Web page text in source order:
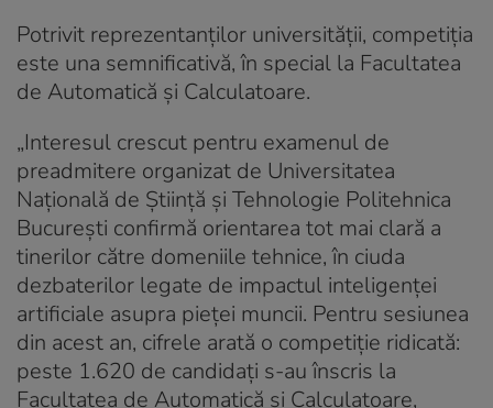
Potrivit reprezentanților universității, competiția
este una semnificativă, în special la Facultatea
de Automatică și Calculatoare.
„Interesul crescut pentru examenul de
preadmitere organizat de Universitatea
Națională de Știință și Tehnologie Politehnica
București confirmă orientarea tot mai clară a
tinerilor către domeniile tehnice, în ciuda
dezbaterilor legate de impactul inteligenței
artificiale asupra pieței muncii. Pentru sesiunea
din acest an, cifrele arată o competiție ridicată:
peste 1.620 de candidați s-au înscris la
Facultatea de Automatică și Calculatoare,